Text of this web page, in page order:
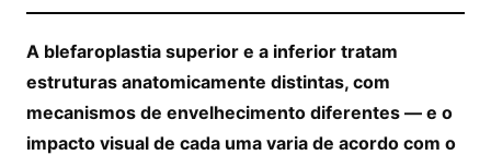
A blefaroplastia superior e a inferior tratam
estruturas anatomicamente distintas, com
mecanismos de envelhecimento diferentes — e o
impacto visual de cada uma varia de acordo com o